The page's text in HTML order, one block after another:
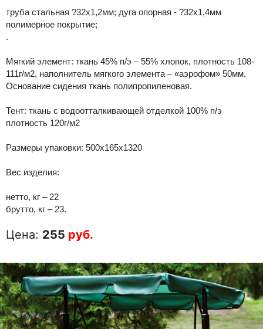
труба стальная ?32х1,2мм; дуга опорная - ?32х1,4мм
полимерное покрытие;
.
Мягкий элемент: ткань 45% п/э – 55% хлопок, плотность 108-
111г/м2, наполнитель мягкого элемента – «аэрофом» 50мм,
Основание сидения ткань полипропиленовая.
Тент: ткань с водоотталкивающей отделкой 100% п/э
плотность 120г/м2
Размеры упаковки: 500х165х1320
Вес изделия:
нетто, кг – 22
брутто, кг – 23.
Цена: 255 руб.